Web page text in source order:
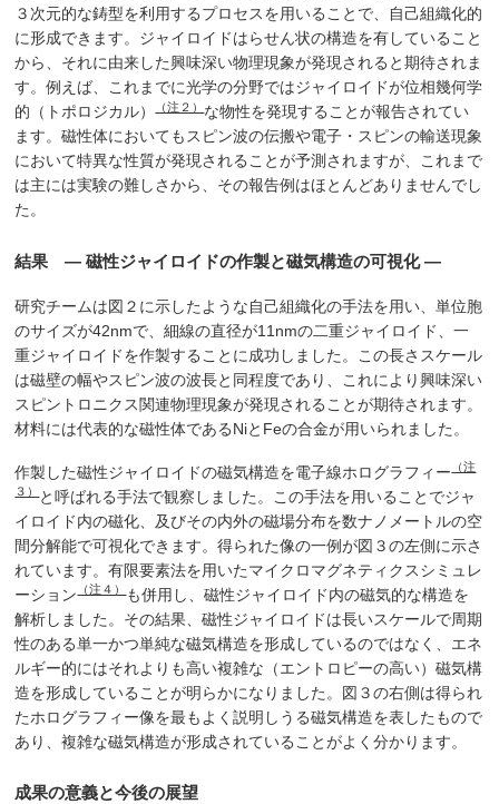
３次元的な鋳型を利用するプロセスを用いることで、自己組織化的
に形成できます。ジャイロイドはらせん状の構造を有していること
から、それに由来した興味深い物理現象が発現されると期待されま
す。例えば、これまでに光学の分野ではジャイロイドが位相幾何学
的（トポロジカル） （注２） な物性を発現することが報告されてい
ます。磁性体においてもスピン波の伝搬や電子・スピンの輸送現象
において特異な性質が発現されることが予測されますが、これまで
は主には実験の難しさから、その報告例はほとんどありませんでし
た。
結果 — 磁性ジャイロイドの作製と磁気構造の可視化 —
研究チームは図２に示したような自己組織化の手法を用い、単位胞
のサイズが42nmで、細線の直径が11nmの二重ジャイロイド、一
重ジャイロイドを作製することに成功しました。この長さスケール
は磁壁の幅やスピン波の波長と同程度であり、これにより興味深い
スピントロニクス関連物理現象が発現されることが期待されます。
材料には代表的な磁性体であるNiとFeの合金が用いられました。
作製した磁性ジャイロイドの磁気構造を電子線ホログラフィー （注
３） と呼ばれる手法で観察しました。この手法を用いることでジャ
イロイド内の磁化、及びその内外の磁場分布を数ナノメートルの空
間分解能で可視化できます。得られた像の一例が図３の左側に示さ
れています。有限要素法を用いたマイクロマグネティクスシミュレ
ーション （注４） も併用し、磁性ジャイロイド内の磁気的な構造を
解析しました。その結果、磁性ジャイロイドは長いスケールで周期
性のある単一かつ単純な磁気構造を形成しているのではなく、エネ
ルギー的にはそれよりも高い複雑な（エントロピーの高い）磁気構
造を形成していることが明らかになりました。図３の右側は得られ
たホログラフィー像を最もよく説明しうる磁気構造を表したもので
あり、複雑な磁気構造が形成されていることがよく分かります。
成果の意義と今後の展望